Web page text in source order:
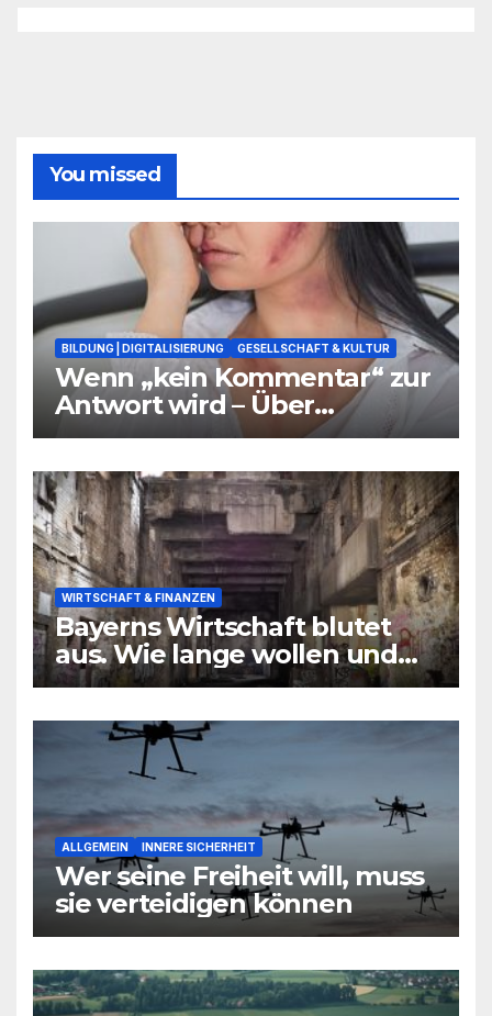
You missed
BILDUNG | DIGITALISIERUNG GESELLSCHAFT & KULTUR
Wenn „kein Kommentar“ zur
Antwort wird – Über
Warnsignale aus Schulen, die
WIRTSCHAFT & FINANZEN
Bayerns Wirtschaft blutet
aus. Wie lange wollen und
können wir uns den
noch leisten?
ALLGEMEIN INNERE SICHERHEIT
Wer seine Freiheit will, muss
sie verteidigen können